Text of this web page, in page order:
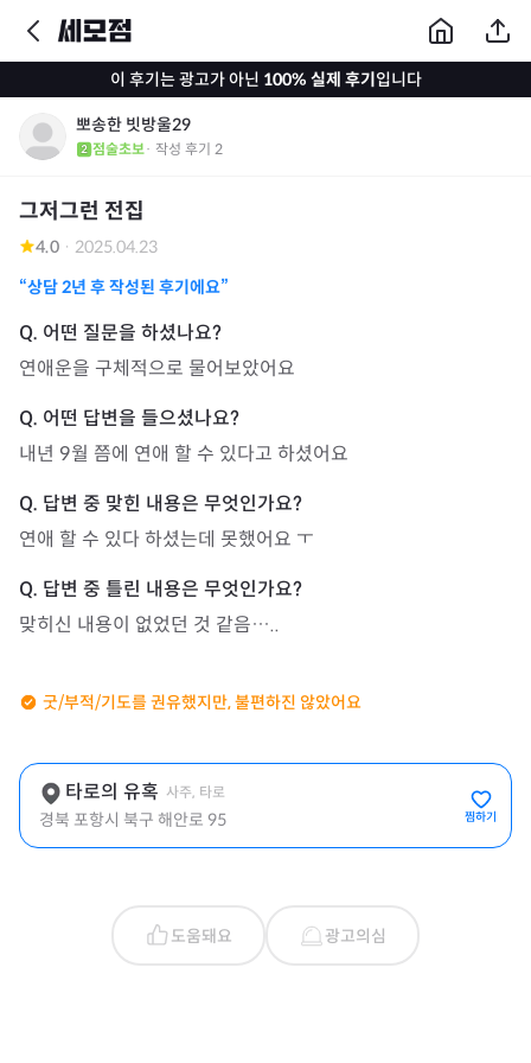
이 후기는 광고가 아닌 100% 실제 후기입니다
뽀송한 빗방울29
점술초보· 작성 후기 2
그저그런 전집
4.0 · 2025.04.23
“상담2년 후 작성된 후기에요”
연애운을 구체적으로 물어보았어요
내년 9월 쯤에 연애 할 수 있다고 하셨어요
연애 할 수 있다 하셨는데 못했어요 ㅜ
맞히신 내용이 없었던 것 같음…..
굿/부적/기도를 권유했지만, 불편하진 않았어요
타로의 유혹 사주, 타로
경북 포항시 북구 해안로 95 찜하기
도움돼요 광고의심